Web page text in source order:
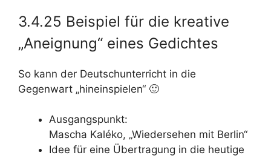
3.4.25 Beispiel für die kreative
„Aneignung“ eines Gedichtes
So kann der Deutschunterricht in die
Gegenwart „hineinspielen“ 🙂
Ausgangspunkt:
Mascha Kaléko, „Wiedersehen mit Berlin“
Idee für eine Übertragung in die heutige